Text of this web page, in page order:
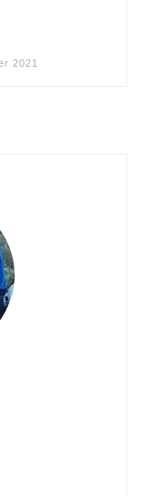
2021